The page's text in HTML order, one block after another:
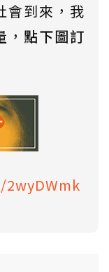
會到來，我
點下圖訂